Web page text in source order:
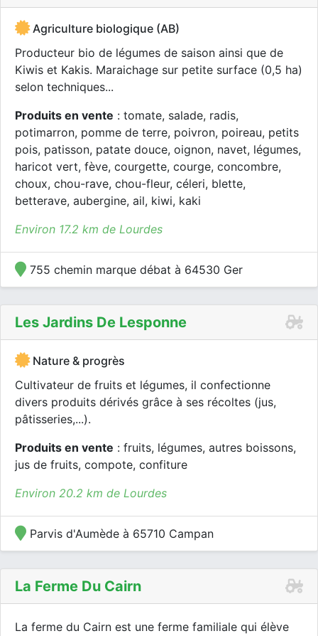
Agriculture biologique (AB)
Producteur bio de légumes de saison ainsi que de
Kiwis et Kakis. Maraichage sur petite surface (0,5 ha)
selon techniques...
Produits en vente : tomate, salade, radis,
potimarron, pomme de terre, poivron, poireau, petits
pois, patisson, patate douce, oignon, navet, légumes,
haricot vert, fève, courgette, courge, concombre,
choux, chou-rave, chou-fleur, céleri, blette,
betterave, aubergine, ail, kiwi, kaki
Environ 17.2 km de Lourdes
755 chemin marque débat à 64530 Ger
Les Jardins De Lesponne
Nature & progrès
Cultivateur de fruits et légumes, il confectionne
divers produits dérivés grâce à ses récoltes (jus,
pâtisseries,...).
Produits en vente : fruits, légumes, autres boissons,
jus de fruits, compote, confiture
Environ 20.2 km de Lourdes
Parvis d'Aumède à 65710 Campan
La Ferme Du Cairn
La ferme du Cairn est une ferme familiale qui élève